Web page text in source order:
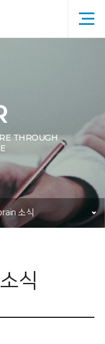
THROUGH
소식
식